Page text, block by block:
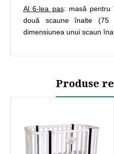
Al 6-lea pas: masă
două scaune înalte
dimensiunea unui scaun
Produse